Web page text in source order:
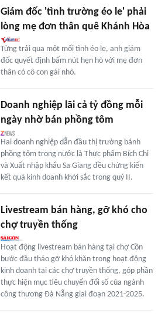
Giám đốc 'tình trường éo le' phải
lòng mẹ đơn thân quê Khánh Hòa
Từng trải qua một mối tình éo le, anh giám
đốc quyết định bấm nút hẹn hò với mẹ đơn
thân có cô con gái nhỏ.
Doanh nghiệp lãi cả tỷ đồng mỗi
ngày nhờ bán phồng tôm
Hai doanh nghiệp dẫn đầu thị trường bánh
phồng tôm trong nước là Thực phẩm Bích Chi
và Xuất nhập khẩu Sa Giang đều chứng kiến
kết quả kinh doanh khởi sắc trong quý II.
Livestream bán hàng, gỡ khó cho
chợ truyền thống
Hoạt động livestream bán hàng tại chợ Cồn
bước đầu tháo gỡ khó khăn trong hoạt động
kinh doanh tại các chợ truyền thống, góp phần
thực hiện mục tiêu chuyển đổi số của ngành
công thương Đà Nẵng giai đoạn 2021-2025.